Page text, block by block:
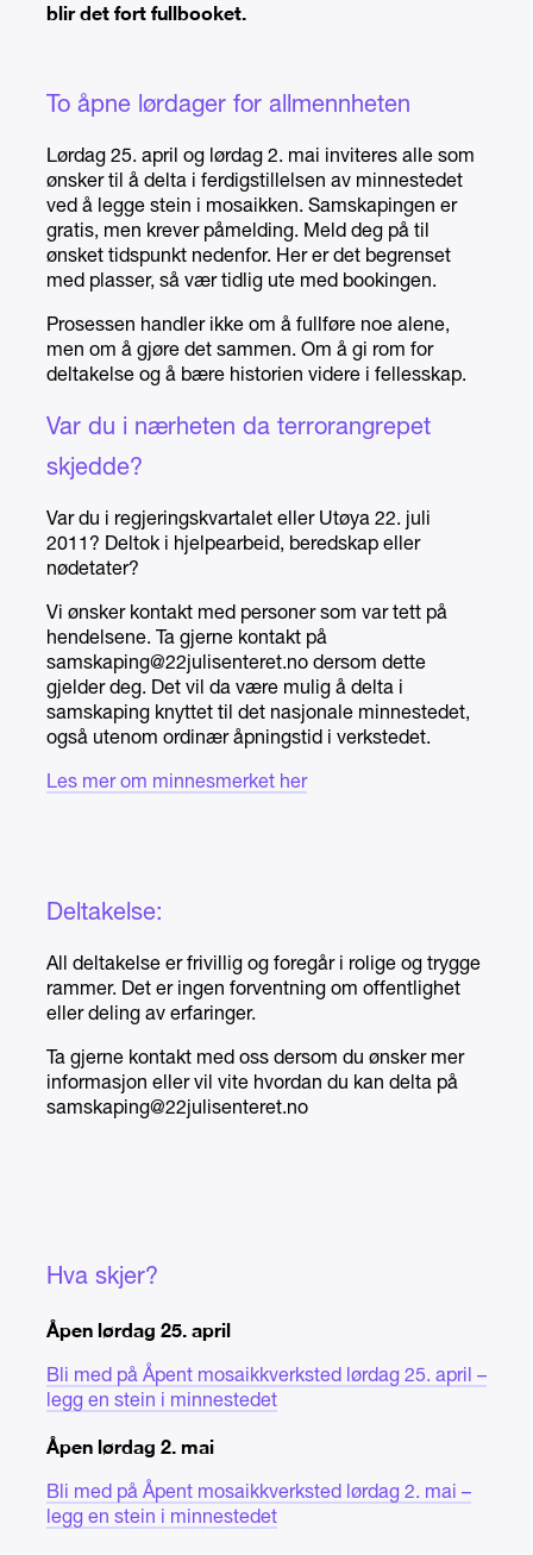
blir det fort fullbooket.
To åpne lørdager for allmennheten
Lørdag 25. april og lørdag 2. mai inviteres alle som
ønsker til å delta i ferdigstillelsen av minnestedet
ved å legge stein i mosaikken. Samskapingen er
gratis, men krever påmelding. Meld deg på til
ønsket tidspunkt nedenfor. Her er det begrenset
med plasser, så vær tidlig ute med bookingen.
Prosessen handler ikke om å fullføre noe alene,
men om å gjøre det sammen. Om å gi rom for
deltakelse og å bære historien videre i fellesskap.
Var du i nærheten da terrorangrepet
skjedde?
Var du i regjeringskvartalet eller Utøya 22. juli
2011? Deltok i hjelpearbeid, beredskap eller
nødetater?
Vi ønsker kontakt med personer som var tett på
hendelsene. Ta gjerne kontakt på
samskaping@22julisenteret.no dersom dette
gjelder deg. Det vil da være mulig å delta i
samskaping knyttet til det nasjonale minnestedet,
også utenom ordinær åpningstid i verkstedet.
Les mer om minnesmerket her
Deltakelse:
All deltakelse er frivillig og foregår i rolige og trygge
rammer. Det er ingen forventning om offentlighet
eller deling av erfaringer.
Ta gjerne kontakt med oss dersom du ønsker mer
informasjon eller vil vite hvordan du kan delta på
samskaping@22julisenteret.no
Hva skjer?
Åpen lørdag 25. april
Bli med på Åpent mosaikkverksted lørdag 25. april –
legg en stein i minnestedet
Åpen lørdag 2. mai
Bli med på Åpent mosaikkverksted lørdag 2. mai –
legg en stein i minnestedet